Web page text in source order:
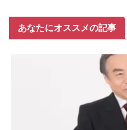
あなたにオススメの記事